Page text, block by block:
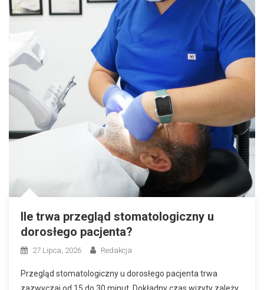
Ile trwa przegląd stomatologiczny u
dorosłego pacjenta?
27 Lipca, 2026 Redakcja
Przegląd stomatologiczny u dorosłego pacjenta trwa
zazwyczaj od 15 do 30 minut. Dokładny czas wizyty zależy